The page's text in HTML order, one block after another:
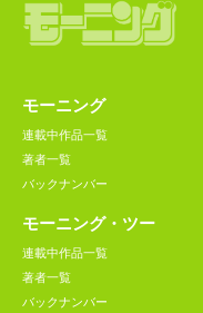
モーニング
連載中作品一覧
著者一覧
バックナンバー
モーニング・ツー
連載中作品一覧
著者一覧
バックナンバー